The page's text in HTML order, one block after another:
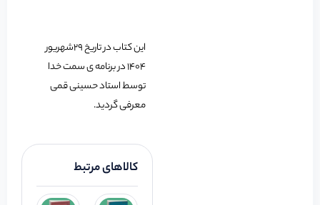
این کتاب در تاریخ 29شهریور
1404 در برنامه ی سمت خدا
توسط استاد حسینی قمی
معرفی گردید.
کالاهای مرتبط